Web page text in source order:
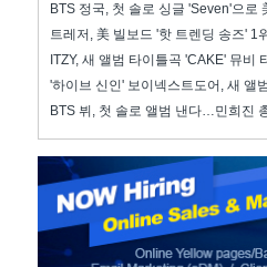
BTS 정국, 첫 솔로 싱글 'Seven'으로
트레저, 美 빌보드 '핫 트렌딩 송즈' 1위
ITZY, 새 앨범 타이틀곡 'CAKE' 뮤비
'하이브 신인' 보이넥스트도어, 새 앨
BTS 뷔, 첫 솔로 앨범 낸다…민희진